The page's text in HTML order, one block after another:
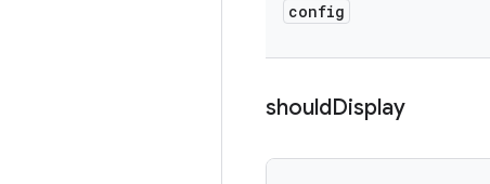
config
shouldDisplay